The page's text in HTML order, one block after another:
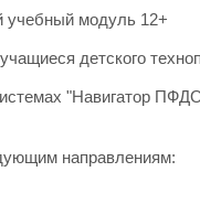
учебный модуль 12+
детского
"Навигатор
направлениям: